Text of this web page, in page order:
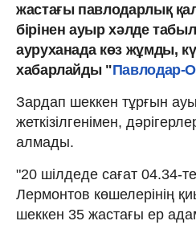
жастағы павлодарлық
бірінен ауыр хәлде
ауруханада көз жұмды,
хабарлайды "Павлодар-
Зардап шеккен тұрғын
жеткізілгенімен,
алмады.
"20 шілдеде сағат 04.34-
Лермонтов көшелерінің
шеккен 35 жастағы ер